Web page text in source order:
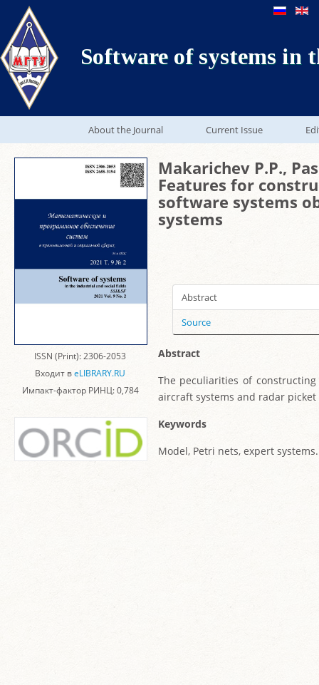
Software of systems in
About the Journal Current Issue
ISSN (Print): 2306-2053
Входит вeLIBRARY.RU
Импакт-фактор РИНЦ: 0,784
Makarichev P.P.,
Features for
software systems
systems
Abstract
Source
Abstract
The peculiarities of
aircraft systems and radar picket
Keywords
Model, Petri nets, expert systems.